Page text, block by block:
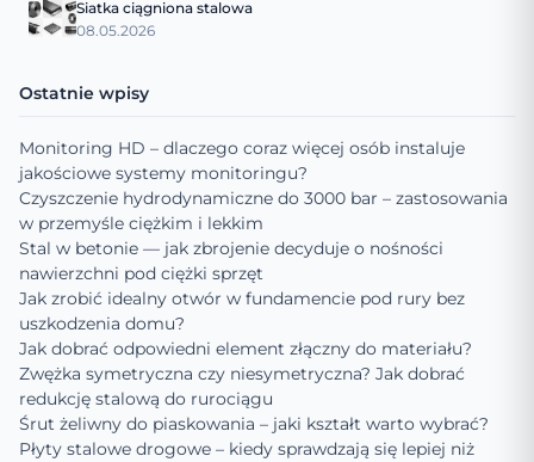
Siatka ciągniona stalowa
08.05.2026
Ostatnie wpisy
Monitoring HD – dlaczego coraz więcej osób instaluje
jakościowe systemy monitoringu?
Czyszczenie hydrodynamiczne do 3000 bar – zastosowania
w przemyśle ciężkim i lekkim
Stal w betonie — jak zbrojenie decyduje o nośności
nawierzchni pod ciężki sprzęt
Jak zrobić idealny otwór w fundamencie pod rury bez
uszkodzenia domu?
Jak dobrać odpowiedni element złączny do materiału?
Zwężka symetryczna czy niesymetryczna? Jak dobrać
redukcję stalową do rurociągu
Śrut żeliwny do piaskowania – jaki kształt warto wybrać?
Płyty stalowe drogowe – kiedy sprawdzają się lepiej niż